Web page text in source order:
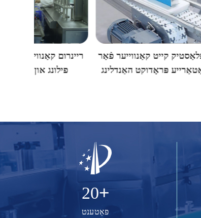
מאָדולאַר פּלאַסטיק קייט קאַנווייער פֿאַר
עסן און באַטאַרייע פּראָדוקט האַנדלינג
20+
פּאַטענט